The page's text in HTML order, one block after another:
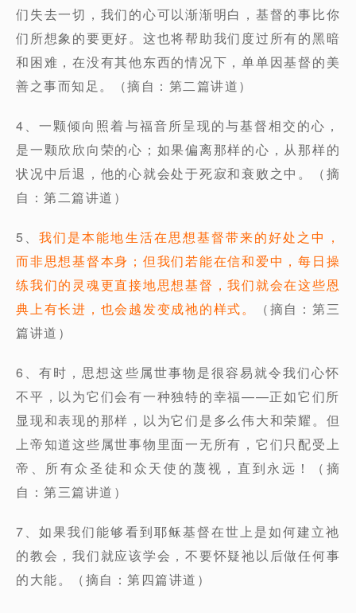
们失去一切，我们的心可以渐渐明白，基督的事比你
们所想象的要更好。这也将帮助我们度过所有的黑暗
和困难，在没有其他东西的情况下，单单因基督的美
善之事而知足。（摘自：第二篇讲道）
4、一颗倾向照着与福音所呈现的与基督相交的心，
是一颗欣欣向荣的心；如果偏离那样的心，从那样的
状况中后退，他的心就会处于死寂和衰败之中。（摘
自：第二篇讲道）
5、我们是本能地生活在思想基督带来的好处之中，
而非思想基督本身；但我们若能在信和爱中，每日操
练我们的灵魂更直接地思想基督，我们就会在这些恩
典上有长进，也会越发变成祂的样式。
（摘自：第三
篇讲道）
6、有时，思想这些属世事物是很容易就令我们心怀
不平，以为它们会有一种独特的幸福——正如它们所
显现和表现的那样，以为它们是多么伟大和荣耀。但
上帝知道这些属世事物里面一无所有，它们只配受上
帝、所有众圣徒和众天使的蔑视，直到永远！（摘
自：第三篇讲道）
7、如果我们能够看到耶稣基督在世上是如何建立祂
的教会，我们就应该学会，不要怀疑祂以后做任何事
的大能。（摘自：第四篇讲道）